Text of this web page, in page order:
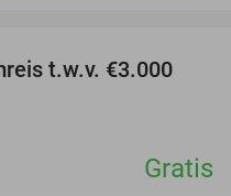
t.w.v. €3.000
Gratis